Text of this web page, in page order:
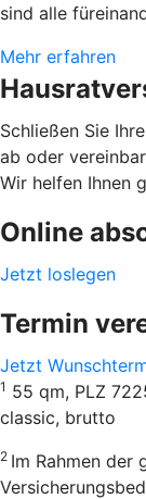
sind alle
Mehr erfahren
Schließen Sie
ab oder
Wir helfen Ihnen
Online
Jetzt loslegen
Termin
Jetzt
1 55 qm, PLZ
classic, brutto
2 Im Rahmen der